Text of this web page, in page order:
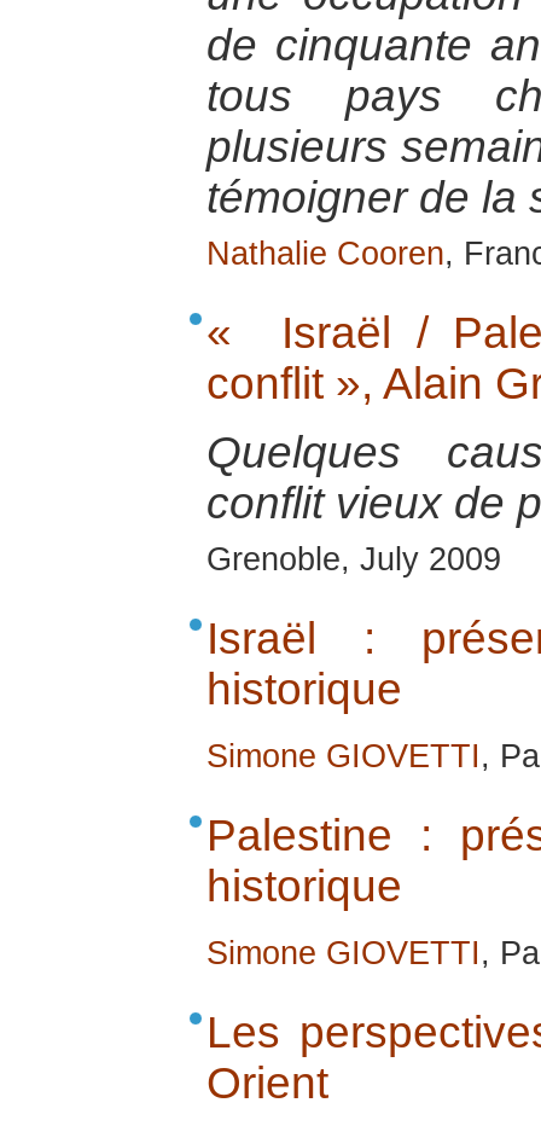
de cinquante
tous pays
plusieurs
témoigner de la
Nathalie Cooren,
« Israël /
conflit », Alain
Quelques
conflit vieux de
Grenoble, July 2009
Israël :
historique
Simone GIOVETTI,
Palestine :
historique
Simone GIOVETTI,
Les
Orient